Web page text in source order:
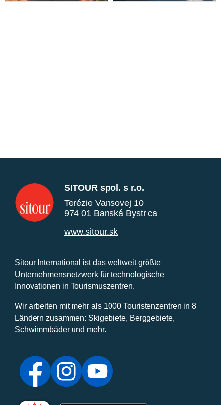
SITOUR spol. s r.o.
Terézie Vansovej 10
974 01 Banská Bystrica
www.sitour.sk
Sitour International ist das weltweit größte
Unternehmensnetzwerk für technologische
Innovationen in Tourismuszentren.
Wir arbeiten mit mehr als 1000 Touristenzentren in 8
Ländern zusammen: Skigebiete, Berggebiete,
Schwimmbäder und mehr.